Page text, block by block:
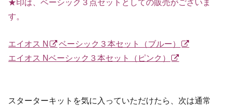
★印は、ベーシック３点セットとしての販売がございま
す。
エイオス N
ベーシック３本セット（ブルー）
エイオス Nベーシック３本セット（ピンク）
スターターキットを気に入っていただけたら、次は通常